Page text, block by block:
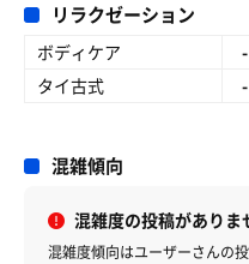
リラクゼーション
ボディケア -
タイ古式
-
混雑傾向
混雑度の投稿がありま
混雑度傾向はユーザーさんの